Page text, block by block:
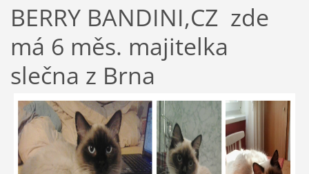
BERRY BANDINI,CZ zde
má 6 měs. majitelka
slečna z Brna